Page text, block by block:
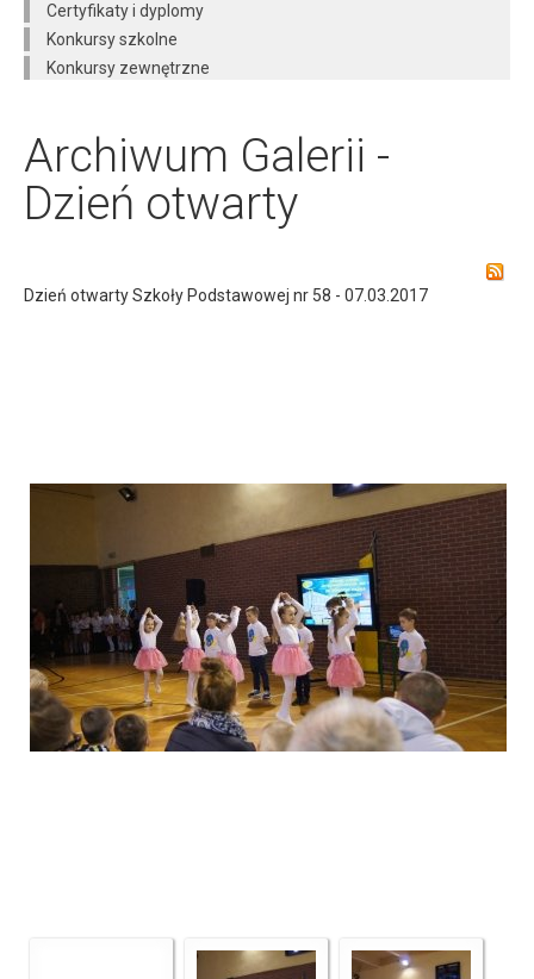
Certyfikaty i dyplomy
Konkursy szkolne
Konkursy zewnętrzne
Archiwum Galerii -
Dzień otwarty
Dzień otwarty Szkoły Podstawowej nr 58 - 07.03.2017